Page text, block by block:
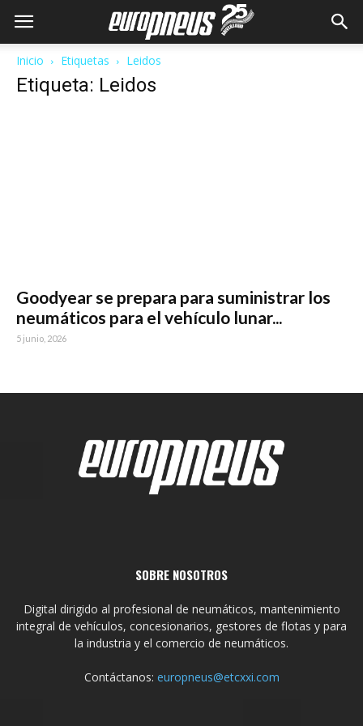
Inicio Etiquetas Leidos
Etiqueta: Leidos
Goodyear se prepara para suministrar los
neumáticos para el vehículo lunar...
5 junio, 2026
SOBRE NOSOTROS
Digital dirigido al profesional de neumáticos, mantenimiento
integral de vehículos, concesionarios, gestores de flotas y para
la industria y el comercio de neumáticos.
Contáctanos: europneus@etcxxi.com